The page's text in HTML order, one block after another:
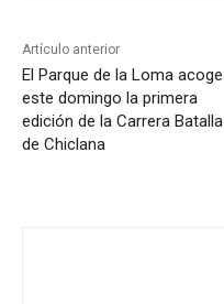
Artículo anterior
El Parque de la Loma acoge
este domingo la primera
edición de la Carrera Batalla
de Chiclana